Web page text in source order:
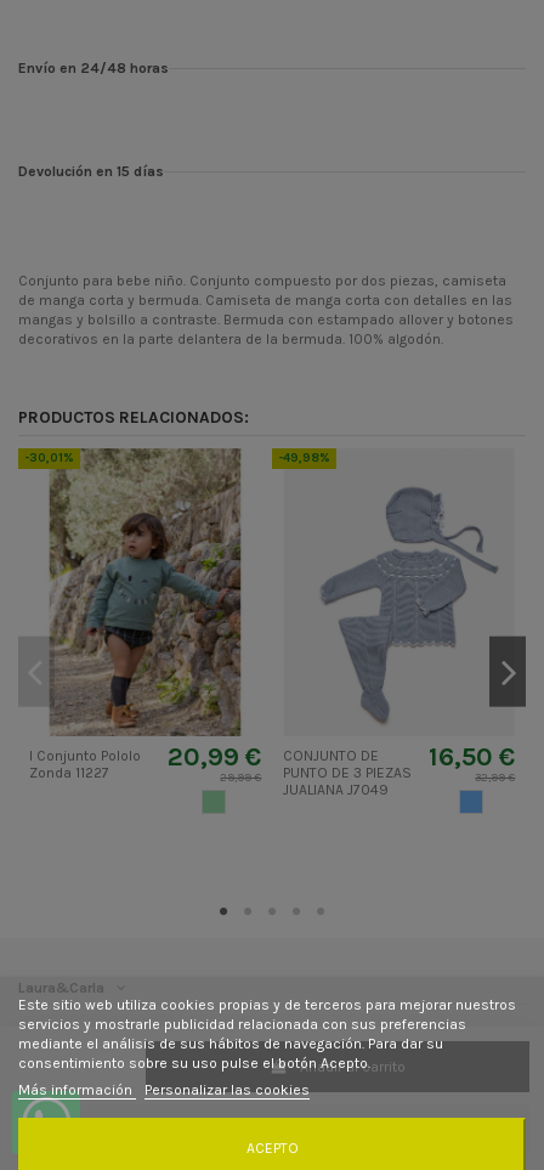
Añadir al carrito
Envío en 24/48 horas
Devolución en 15 días
Conjunto para bebe niño. Conjunto compuesto por dos piezas, camiseta
de manga corta y bermuda. Camiseta de manga corta con detalles en las
mangas y bolsillo a contraste. Bermuda con estampado allover y botones
decorativos en la parte delantera de la bermuda. 100% algodón.
ean13 8435355766998
PRODUCTOS RELACIONADOS:
-30,01%
I Conjunto Pololo
Zonda 11227
20,99 €
29,99 €
VERDETURQUESA
-49,98%
CONJUNTO DE
PUNTO DE 3 PIEZAS
JUALIANA J7049
16,50 €
32,99 €
Laura&Carla
Contacto
Este sitio web utiliza cookies propias y de terceros para mejorar nuestros
servicios y mostrarle publicidad relacionada con sus preferencias
mediante el análisis de sus hábitos de navegación. Para dar su
consentimiento sobre su uso pulse el botón Acepto.
Más información
Personalizar las cookies
ACEPTO
Síguenos